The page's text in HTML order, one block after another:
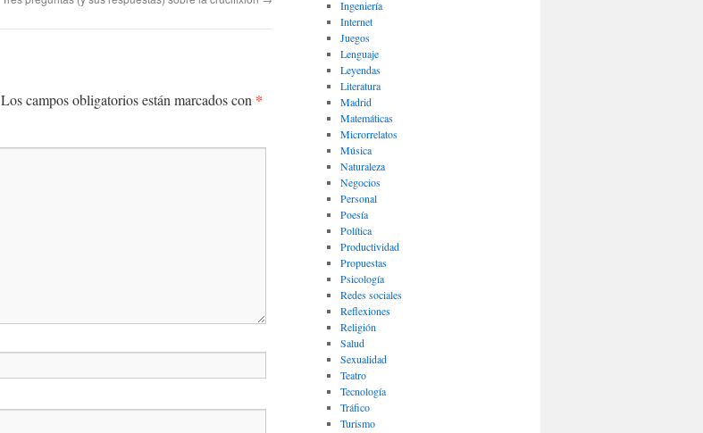
Los campos obligatorios están marcados con *
Ingeniería
Internet
Juegos
Lenguaje
Leyendas
Literatura
Madrid
Matemáticas
Microrrelatos
Música
Naturaleza
Negocios
Personal
Poesía
Política
Productividad
Propuestas
Psicología
Redes sociales
Reflexiones
Religión
Salud
Sexualidad
Teatro
Tecnología
Tráfico
Turismo